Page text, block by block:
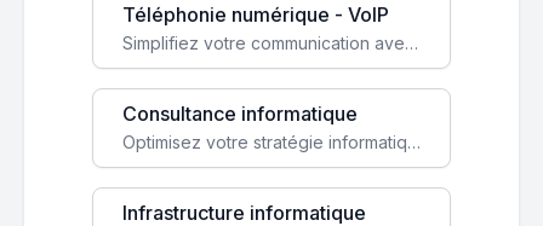
Téléphonie numérique - VoIP
Simplifiez votre communication avec une solution VoIP flexible, économique et adaptée à vos besoins professionnels.
Consultance informatique
Optimisez votre stratégie informatique avec l'expertise de nos consultants pour améliorer votre efficacité et sécurité.
Infrastructure informatique